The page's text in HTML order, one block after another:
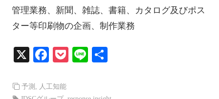
管理業務、新聞、雑誌、書籍、カタログ及びポス
ター等印刷物の企画、制作業務
X
Fa
bo
P
Li
予測
人工知能